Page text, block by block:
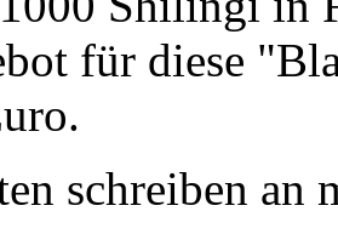
für diese
schreiben